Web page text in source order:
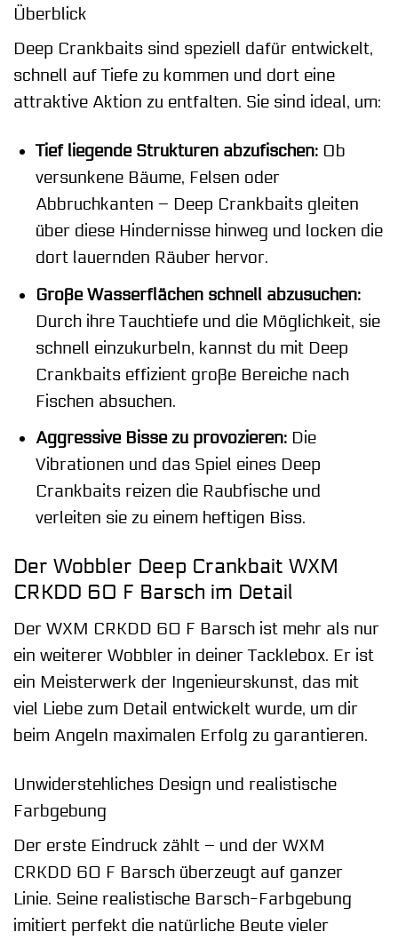
Überblick
Deep Crankbaits sind speziell dafür entwickelt,
schnell auf Tiefe zu kommen und dort eine
attraktive Aktion zu entfalten. Sie sind ideal, um:
Tief liegende Strukturen abzufischen:Ob
versunkene Bäume, Felsen oder
Abbruchkanten – Deep Crankbaits gleiten
über diese Hindernisse hinweg und locken die
dort lauernden Räuber hervor.
Große Wasserflächen schnell abzusuchen:
Durch ihre Tauchtiefe und die Möglichkeit, sie
schnell einzukurbeln, kannst du mit Deep
Crankbaits effizient große Bereiche nach
Fischen absuchen.
Aggressive Bisse zu provozieren:Die
Vibrationen und das Spiel eines Deep
Crankbaits reizen die Raubfische und
verleiten sie zu einem heftigen Biss.
Der Wobbler Deep Crankbait WXM
CRKDD 60 F Barsch im Detail
Der WXM CRKDD 60 F Barsch ist mehr als nur
ein weiterer Wobbler in deiner Tacklebox. Er ist
ein Meisterwerk der Ingenieurskunst, das mit
viel Liebe zum Detail entwickelt wurde, um dir
beim Angeln maximalen Erfolg zu garantieren.
Unwiderstehliches Design und realistische
Farbgebung
Der erste Eindruck zählt – und der WXM
CRKDD 60 F Barsch überzeugt auf ganzer
Linie. Seine realistische Barsch-Farbgebung
imitiert perfekt die natürliche Beute vieler